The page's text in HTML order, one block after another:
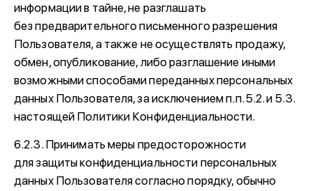
информации в тайне, не разглашать
без предварительного письменного разрешения
Пользователя, а также не осуществлять продажу,
обмен, опубликование, либо разглашение иными
возможными способами переданных персональных
данных Пользователя, за исключением п.п. 5.2. и 5.3.
настоящей Политики Конфиденциальности.
6.2.3. Принимать меры предосторожности
для защиты конфиденциальности персональных
данных Пользователя согласно порядку, обычно